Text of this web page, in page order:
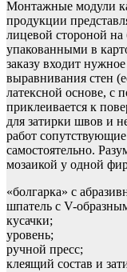
Монтажные модули
продукции
лицевой стороной на
упакованными в
заказу входит
выравнивания стен
латексной основе, с
приклеивается к
для затирки швов и
работ
самостоятельно.
мозаикой у одной
«болгарка» с
шпатель с V-
кусачки;
уровень;
ручной пресс;
клеящий состав и